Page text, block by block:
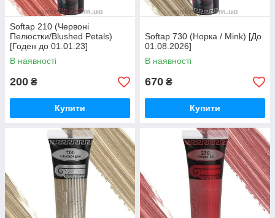
Softap 210 (Червоні
Пелюстки/Blushed Petals)
[Годен до 01.01.23]
В наявності
200 ₴
Купити
Softap 730 (Норка / Mink) [До
01.08.2026]
В наявності
670 ₴
Купити